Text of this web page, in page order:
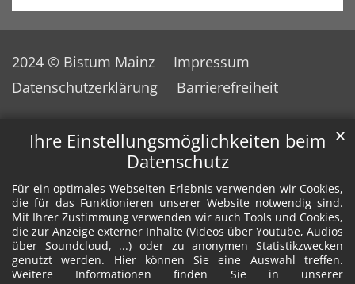
Ihre Einstellungsmöglichkeiten beim
Datenschutz
Für ein optimales Webseiten-Erlebnis verwenden wir Cookies,
die für das Funktionieren unserer Website notwendig sind.
Mit Ihrer Zustimmung verwenden wir auch Tools und Cookies,
die zur Anzeige externer Inhalte (Videos über Youtube, Audios
über Soundcloud, ...) oder zu anonymen Statistikzwecken
genutzt werden. Hier können Sie eine Auswahl treffen.
Weitere Informationen finden Sie in unserer
✕
2024 © Bistum Mainz
Impressum
Datenschutzerklärung
Barrierefreiheit